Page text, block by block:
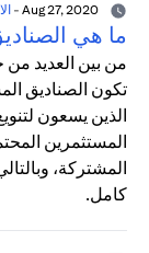
-
ما هي
من بين العديد من
تكون الصناديق
الذين يسعون
المستثمرين
المشتركة،
كامل.